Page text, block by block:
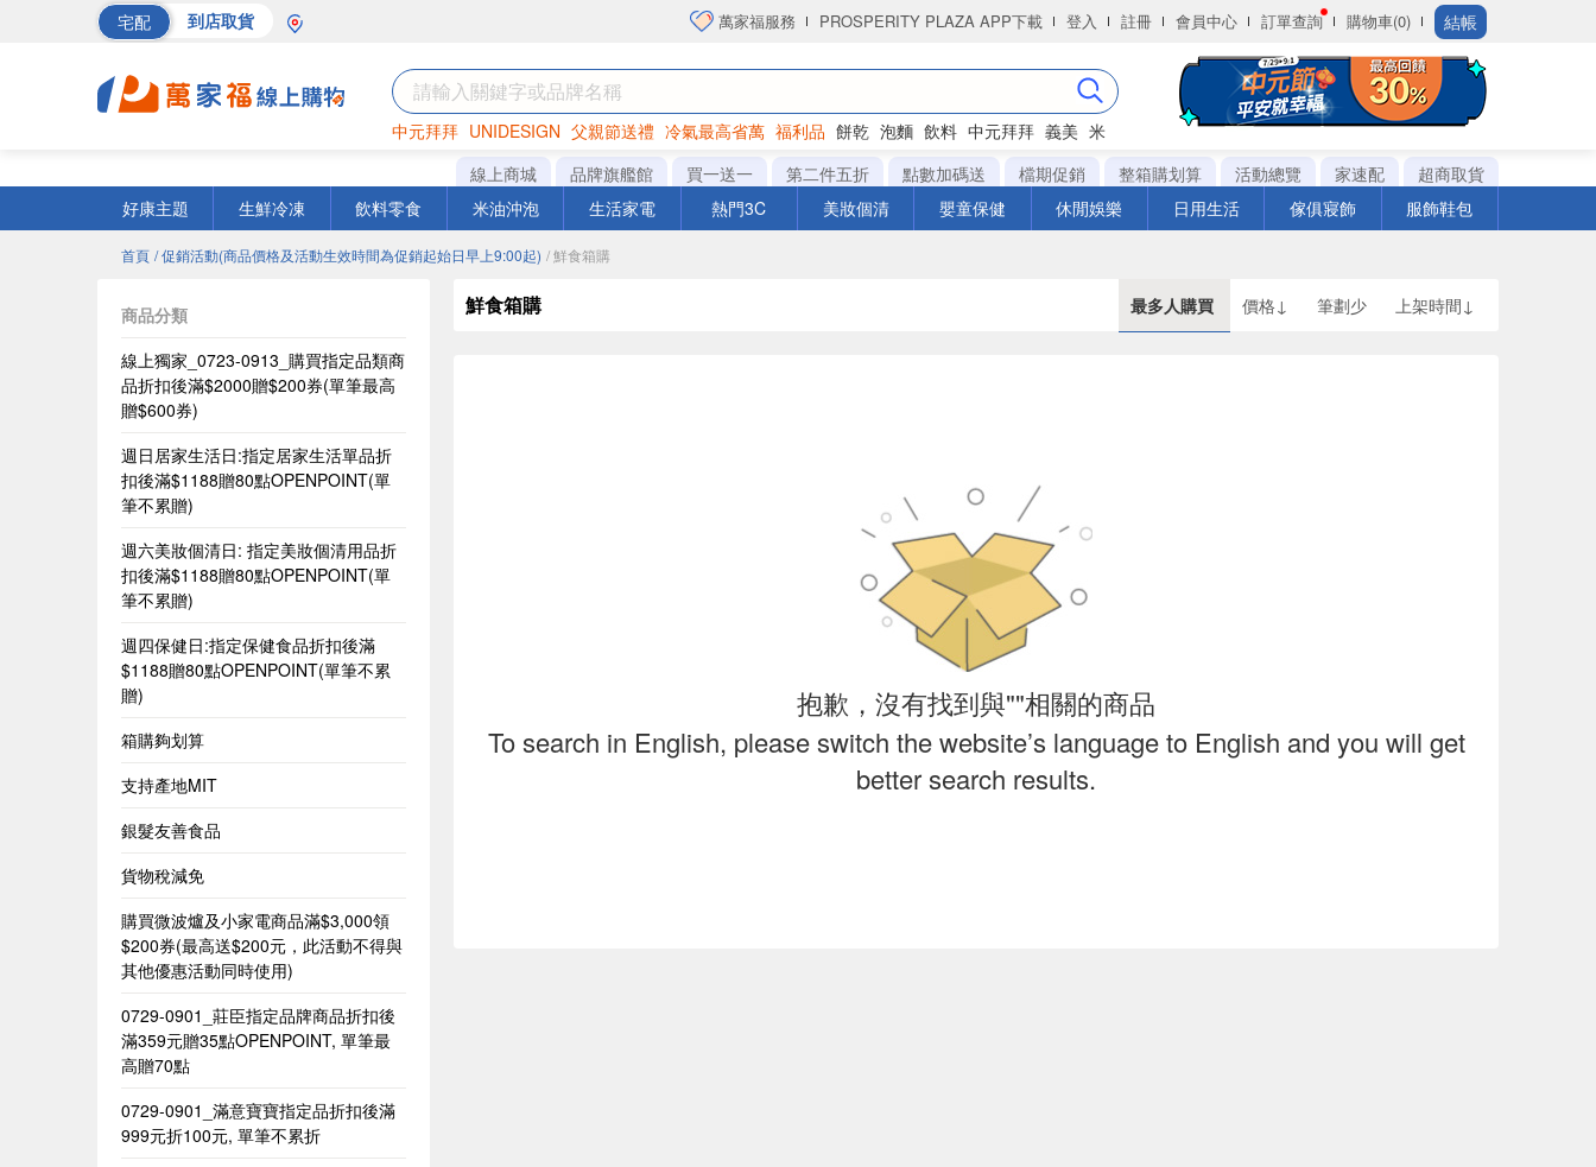
宅配 到店取貨 萬家福服務 PROSPERITY PLAZA APP下載 登入 註冊 會員中心 訂單查詢 購物車(0) 結帳
中元拜拜 UNIDESIGN 父親節送禮 冷氣最高省萬 福利品 餅乾 泡麵 飲料 中元拜拜 義美 米
巧克力 罐頭 衛生紙
線上商城 品牌旗艦館 買一送一 第二件五折 點數加碼送 檔期促銷 整箱購划算 活動總覽 家速配
超商取貨
好康主題
生鮮冷凍 飲料零食 米油沖泡 生活家電 熱門3C 美妝個清 嬰童保健 休閒娛樂 日用生活 傢俱寢飾 服飾鞋包
首頁 / 促銷活動(商品價格及活動生效時間為促銷起始日早上9:00起) / 鮮食箱購
商品分類
線上獨家_0723-0913_購買指定品類商
品折扣後滿$2000贈$200券(單筆最高
贈$600券)
週日居家生活日:指定居家生活單品折
扣後滿$1188贈80點OPENPOINT(單
筆不累贈)
週六美妝個清日: 指定美妝個清用品折
扣後滿$1188贈80點OPENPOINT(單
筆不累贈)
週四保健日:指定保健食品折扣後滿
$1188贈80點OPENPOINT(單筆不累
贈)
箱購夠划算
支持產地MIT
銀髮友善食品
貨物稅減免
購買微波爐及小家電商品滿$3,000領
$200券(最高送$200元，此活動不得與
其他優惠活動同時使用)
0729-0901_莊臣指定品牌商品折扣後
滿359元贈35點OPENPOINT, 單筆最
高贈70點
0729-0901_滿意寶寶指定品折扣後滿
999元折100元, 單筆不累折
鮮食箱購 最多人購買 價格↓ 筆劃少 上架時間↓
抱歉，沒有找到與""相關的商品
To search in English, please switch the website’s language to English and you will get
better search results.